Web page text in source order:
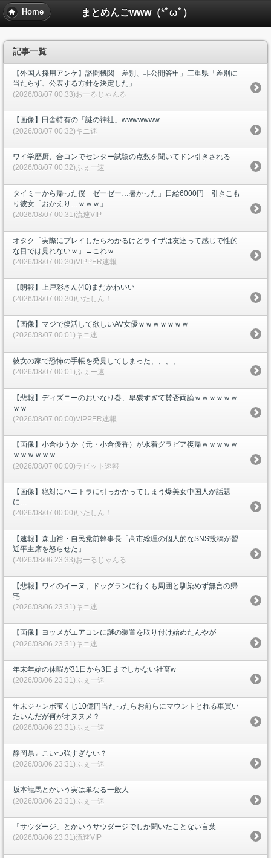
まとめんごwww（*ﾟωﾟ）
Home
記事一覧
【外国人採用アンケ】諮問機関「差別、非公開答申」三重県「差別に
当たらず、公表する方針を決定した」
(2026/08/07 00:33)おーるじゃんる
【画像】田舎特有の「謎の神社」wwwwwww
(2026/08/07 00:32)キニ速
ワイ学歴厨、合コンでセンター試験の点数を聞いてドン引きされる
(2026/08/07 00:32)ふぇー速
タイミーから帰った僕「ゼーゼー…暑かった」日給6000円 引きこも
り彼女「おかえり…ｗｗｗ」
(2026/08/07 00:31)流速VIP
オタク「実際にプレイしたらわかるけどライザは友達って感じで性的
な目では見れないｗ」←これｗ
(2026/08/07 00:30)VIPPER速報
【朗報】上戸彩さん(40)まだかわいい
(2026/08/07 00:30)いたしん！
【画像】マジで復活して欲しいAV女優ｗｗｗｗｗｗｗ
(2026/08/07 00:01)キニ速
彼女の家で恐怖の手帳を発見してしまった、、、、
(2026/08/07 00:01)ふぇー速
【悲報】ディズニーのおいなり巻、卑猥すぎて賛否両論ｗｗｗｗｗｗ
ｗｗ
(2026/08/07 00:00)VIPPER速報
【画像】小倉ゆうか（元・小倉優香）が水着グラビア復帰ｗｗｗｗｗ
ｗｗｗｗｗｗ
(2026/08/07 00:00)ラビット速報
【画像】絶対にハニトラに引っかかってしまう爆美女中国人が話題
に…
(2026/08/07 00:00)いたしん！
【速報】森山裕・自民党前幹事長「高市総理の個人的なSNS投稿が習
近平主席を怒らせた」
(2026/08/06 23:33)おーるじゃんる
【悲報】ワイのイーヌ、ドッグランに行くも周囲と馴染めず無言の帰
宅
(2026/08/06 23:31)キニ速
【画像】ヨッメがエアコンに謎の装置を取り付け始めたんやが
(2026/08/06 23:31)キニ速
年末年始の休暇が31日から3日までしかない社畜w
(2026/08/06 23:31)ふぇー速
年末ジャンボ宝くじ10億円当たったらお前らにマウントとれる車買い
たいんだが何がオヌヌメ？
(2026/08/06 23:31)ふぇー速
静岡県←こいつ強すぎない？
(2026/08/06 23:31)ふぇー速
坂本龍馬とかいう実は単なる一般人
(2026/08/06 23:31)ふぇー速
「サウダージ」とかいうサウダージでしか聞いたことない言葉
(2026/08/06 23:31)流速VIP